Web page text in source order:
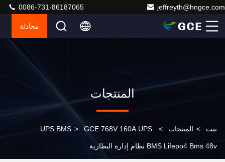
jeffreyth@hngce.com
0086-731-86187065
محادثة
المنتجات
بيت > المنتجات >
UPS BMS > GCE 768V 160A UPS
BMS Lifepo4 Bms 48v نظام إدارة البطارية